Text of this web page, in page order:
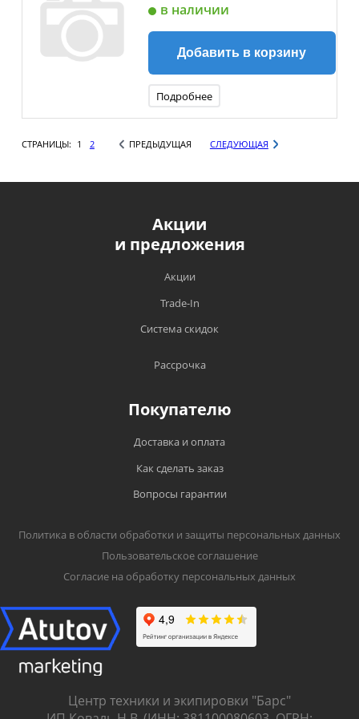
в наличии
Добавить в корзину
Подробнее
СТРАНИЦЫ: 1 2 ПРЕДЫДУЩАЯ СЛЕДУЮЩАЯ
Акции
и предложения
Акции
Trade-In
Система скидок
Рассрочка
Покупателю
Доставка и оплата
Как сделать заказ
Вопросы гарантии
Политика в области обработки и защиты персональных данных
Пользовательское соглашение
Согласие на обработку персональных данных
Центр техники и экипировки "Барс"